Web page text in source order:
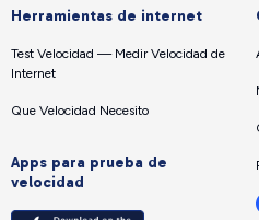
Herramientas de internet
Test Velocidad — Medir Velocidad de
Internet
Que Velocidad Necesito
Apps para prueba de
velocidad